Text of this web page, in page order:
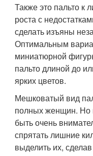
Также это пальто к
роста с
сделать изъяны
Оптимальным
миниатюрной
пальто длиной до
ярких цветов.
Мешковатый вид
полных женщин. Но
быть очень
спрятать лишние
выделить их,